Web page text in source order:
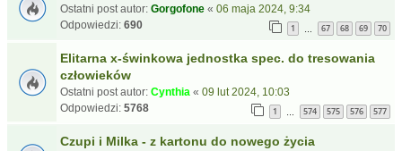
Ostatni post autor: Gorgofone « 06 maja 2024, 9:34
Odpowiedzi: 690 1 67 68 69 70
Elitarna x-świnkowa jednostka spec. do tresowania
człowieków
Ostatni post autor: Cynthia « 09 lut 2024, 10:03
Odpowiedzi: 5768 1 574 575 576 577
Czupi i Milka - z kartonu do nowego życia